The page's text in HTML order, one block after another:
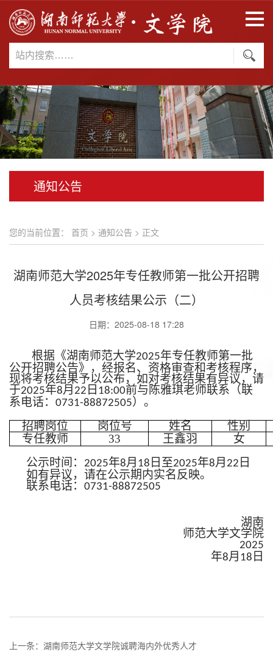
通知公告
您的当前位置： 首页 > 通知公告 > 正文
湖南师范大学2025年专任教师第一批公开招聘
人员考核结果公示（二）
日期：2025-08-18 17:28
根据《湖南师范大学2025年专任教师第一批
公开招聘公告》，经报名、资格审查和考核程序，
现将考核结果予以公布，如对考核结果有异议，请
于2025年8月 22 日 18:00前与 陈雅琪老师联系（联
系电话： 0731-88872505）。
招聘岗位
岗位号 姓名
性别
专任教师
33 王鑫羽
女
公示时间： 2025年8月 18 日至2025年8月 22 日
如有异议，请在公示期内实名反映。
联系电话： 0731-88872505
湖南
师范大学文学院
2025
年8月 18 日
上一条： 湖南师范大学文学院诚聘海内外优秀人才